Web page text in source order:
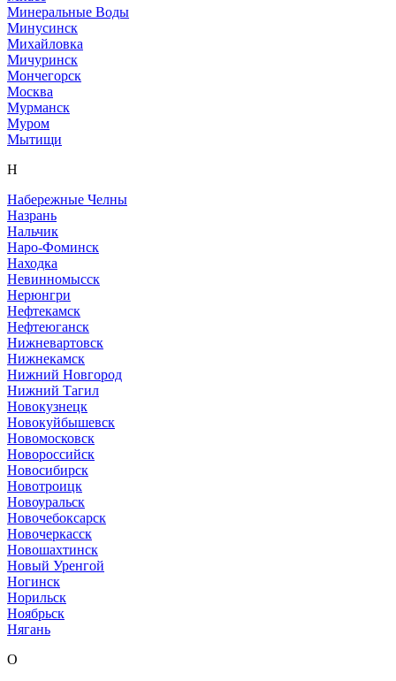
Минеральные Воды
Минусинск
Михайловка
Мичуринск
Мончегорск
Москва
Мурманск
Муром
Мытищи
Н
Набережные Челны
Назрань
Нальчик
Наро-Фоминск
Находка
Невинномысск
Нерюнгри
Нефтекамск
Нефтеюганск
Нижневартовск
Нижнекамск
Нижний Новгород
Нижний Тагил
Новокузнецк
Новокуйбышевск
Новомосковск
Новороссийск
Новосибирск
Новотроицк
Новоуральск
Новочебоксарск
Новочеркасск
Новошахтинск
Новый Уренгой
Ногинск
Норильск
Ноябрьск
Нягань
О